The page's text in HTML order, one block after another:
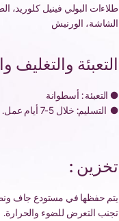
طلاءات البولي فينيل كلوريد،
الشاشة، الورنيش
التعبئة والتغليف
● التعبئة : أسطوانة
● التسليم: خلال 5-7 أيام عمل.
تخزين :
يتم حفظها في مستودع جاف
تجنب التعرض للضوء والحرارة.